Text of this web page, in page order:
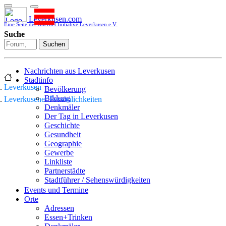
Leverkusen.com
Eine Seite der Internet Initiative Leverkusen e.V.
Suche
Suchen
Nachrichten aus Leverkusen
Stadtinfo
Bevölkerung
Bildung
Denkmäler
Der Tag in Leverkusen
Geschichte
Gesundheit
Geographie
Gewerbe
Linkliste
Partnerstädte
Stadtführer / Sehenswürdigkeiten
Stadtplan
Sport
Who is who
Events und Termine
Orte
Adressen
Essen+Trinken
Leverkusen
Leverkusener Persönlichkeiten